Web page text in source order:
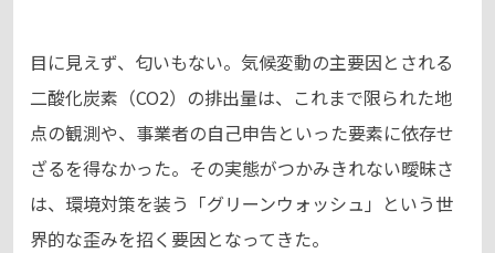
目に見えず、匂いもない。気候変動の主要因とされる
二酸化炭素（CO2）の排出量は、これまで限られた地
点の観測や、事業者の自己申告といった要素に依存せ
ざるを得なかった。その実態がつかみきれない曖昧さ
は、環境対策を装う「グリーンウォッシュ」という世
界的な歪みを招く要因となってきた。